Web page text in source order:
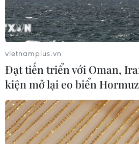
phục vụ Tết chỉ tương đương so
vietnamplus.vn
Đạt tiến triển với Oman,
kiện mở lại eo biển